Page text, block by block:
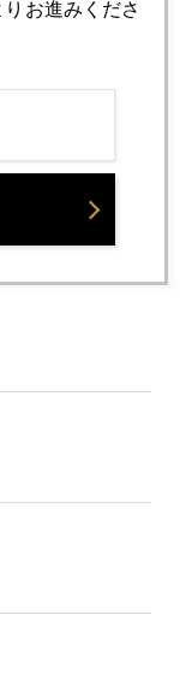
お進みくださ